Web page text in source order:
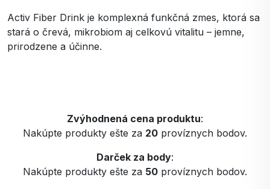
Activ Fiber Drink je komplexná funkčná zmes, ktorá sa
stará o črevá, mikrobiom aj celkovú vitalitu – jemne,
prirodzene a účinne.
Zvýhodnená cena produktu:
Nakúpte produkty ešte za 20 províznych bodov.
Darček za body:
Nakúpte produkty ešte za 50 províznych bodov.